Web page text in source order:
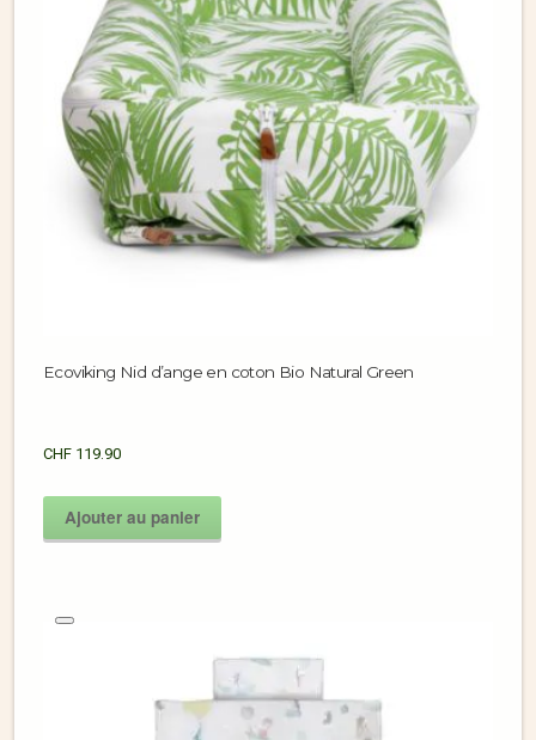
Ecoviking Nid d’ange en coton Bio Natural Green
CHF 119.90
Ajouter au panier